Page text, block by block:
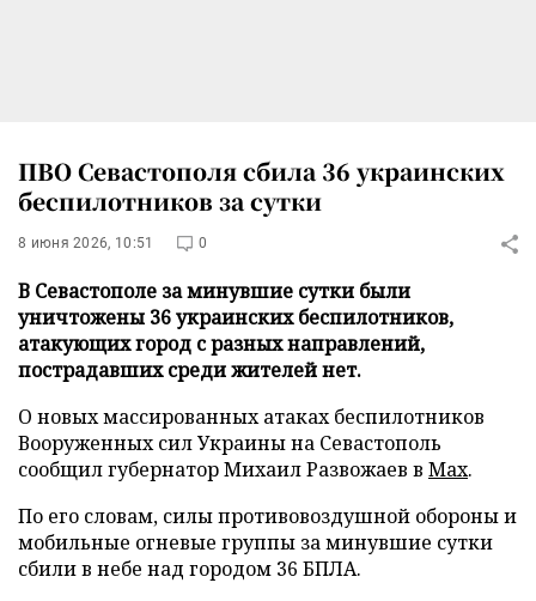
ПВО Севастополя сбила 36 украинских
беспилотников за сутки
8 июня 2026, 10:51 0
В Севастополе за минувшие сутки были
уничтожены 36 украинских беспилотников,
атакующих город с разных направлений,
пострадавших среди жителей нет.
О новых массированных атаках беспилотников
Вооруженных сил Украины на Севастополь
сообщил губернатор Михаил Развожаев в Мax.
По его словам, силы противовоздушной обороны и
мобильные огневые группы за минувшие сутки
сбили в небе над городом 36 БПЛА.